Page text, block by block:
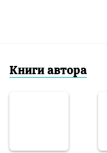
Книги автора